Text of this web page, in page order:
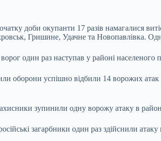
доби окупанти 17 разів намагалися
Гришине, Удачне та Новопавлівка.
ворог один раз наступав у районі населеного
оборони успішно відбили 14 ворожих атак
зупинили одну ворожу атаку в
загарбники один раз здійснили